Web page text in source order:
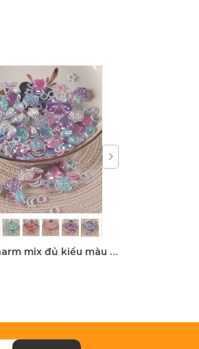
500gam charm mix đủ kiểu màu ngọc trai, hạt charm mix đủ kiểu